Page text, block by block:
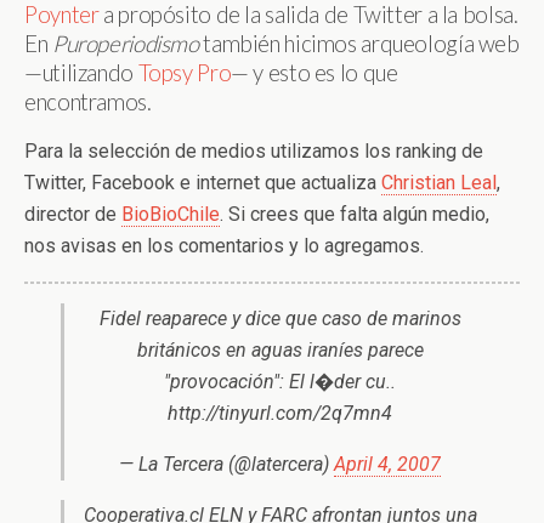
Poyntera propósito de la salida de Twitter a la bolsa.
En Puroperiodismotambién hicimos arqueología web
—utilizando Topsy Pro— y esto es lo que
encontramos.
Para la selección de medios utilizamos los ranking de
Twitter, Facebook e internet que actualiza Christian Leal,
director de BioBioChile. Si crees que falta algún medio,
nos avisas en los comentarios y lo agregamos.
Fidel reaparece y dice que caso de marinos
británicos en aguas iraníes parece
"provocación": El l�der cu..
http://tinyurl.com/2q7mn4
— La Tercera (@latercera)April 4, 2007
Cooperativa.cl ELN y FARC afrontan juntos una